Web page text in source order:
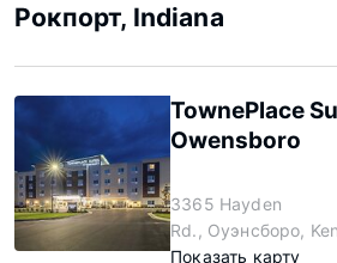
Рокпорт, Indiana
TownePlace
Owensboro
3365 Hayden
Rd., Оуэнсборо,
Показать карту